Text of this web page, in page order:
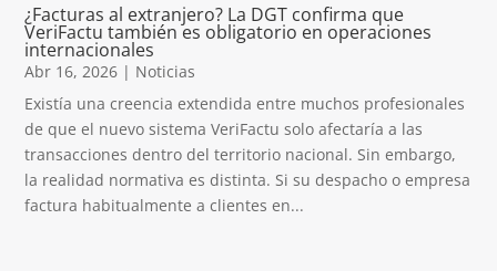
¿Facturas al extranjero? La DGT confirma que
VeriFactu también es obligatorio en operaciones
internacionales
Abr 16, 2026 | Noticias
Existía una creencia extendida entre muchos profesionales
de que el nuevo sistema VeriFactu solo afectaría a las
transacciones dentro del territorio nacional. Sin embargo,
la realidad normativa es distinta. Si su despacho o empresa
factura habitualmente a clientes en...